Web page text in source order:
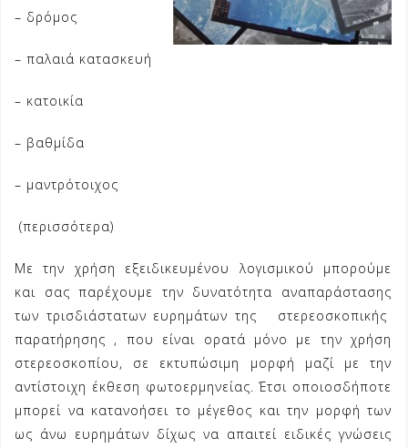
– δρόμος
– παλαιά κατασκευή
– κατοικία
– βαθμίδα
– μαντρότοιχος
(περισσότερα)
Με την χρήση εξειδικευμένου λογισμικού μπορούμε
και σας παρέχουμε την δυνατότητα αναπαράστασης
των τρισδιάστατων ευρημάτων της στερεοσκοπικής
παρατήρησης , που είναι ορατά μόνο με την χρήση
στερεοσκοπίου, σε εκτυπώσιμη μορφή μαζί με την
αντίστοιχη έκθεση φωτοερμηνείας. Έτσι οποιοσδήποτε
μπορεί να κατανοήσει το μέγεθος και την μορφή των
ως άνω ευρημάτων δίχως να απαιτεί ειδικές γνώσεις